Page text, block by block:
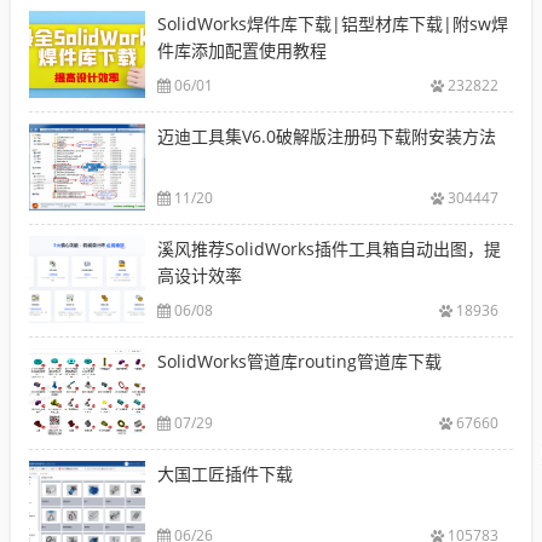
SolidWorks焊件库下载|铝型材库下载|附sw焊
件库添加配置使用教程
06/01 232822
迈迪工具集V6.0破解版注册码下载附安装方法
11/20 304447
溪风推荐SolidWorks插件工具箱自动出图，提
高设计效率
06/08 18936
SolidWorks管道库routing管道库下载
07/29 67660
大国工匠插件下载
06/26 105783